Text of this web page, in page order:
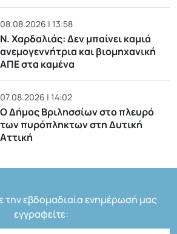
08.08.2026 | 13:58
Ν. Χαρδαλιάς: Δεν μπαίνει καμιά
ανεμογεννήτρια και βιομηχανική
ΑΠΕ στα καμένα
07.08.2026 | 14:02
Ο Δήμος Βριλησσίων στο πλευρό
των πυρόπληκτων στη Δυτική
Αττική
την εβδομαδιαία ενημέρωσή μας
εγγραφείτε: